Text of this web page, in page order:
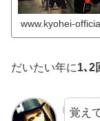
www.kyohei-
だいたい年に1､2
覚え